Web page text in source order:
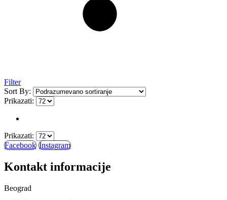
Filter
Sort By:
Prikazati:
Prikazati:
Facebook Instagram
Kontakt informacije
Beograd